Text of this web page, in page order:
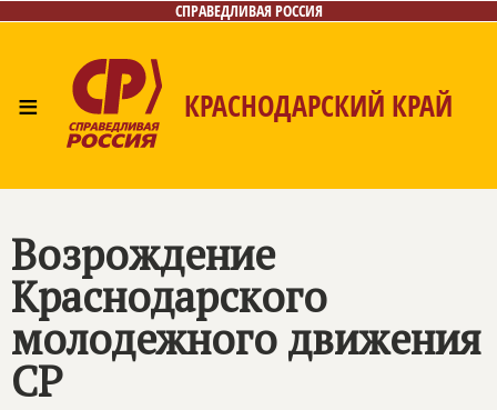
СПРАВЕДЛИВАЯ РОССИЯ
≡ КРАСНОДАРСКИЙ КРАЙ
Возрождение
Краснодарского
молодежного движения
СР